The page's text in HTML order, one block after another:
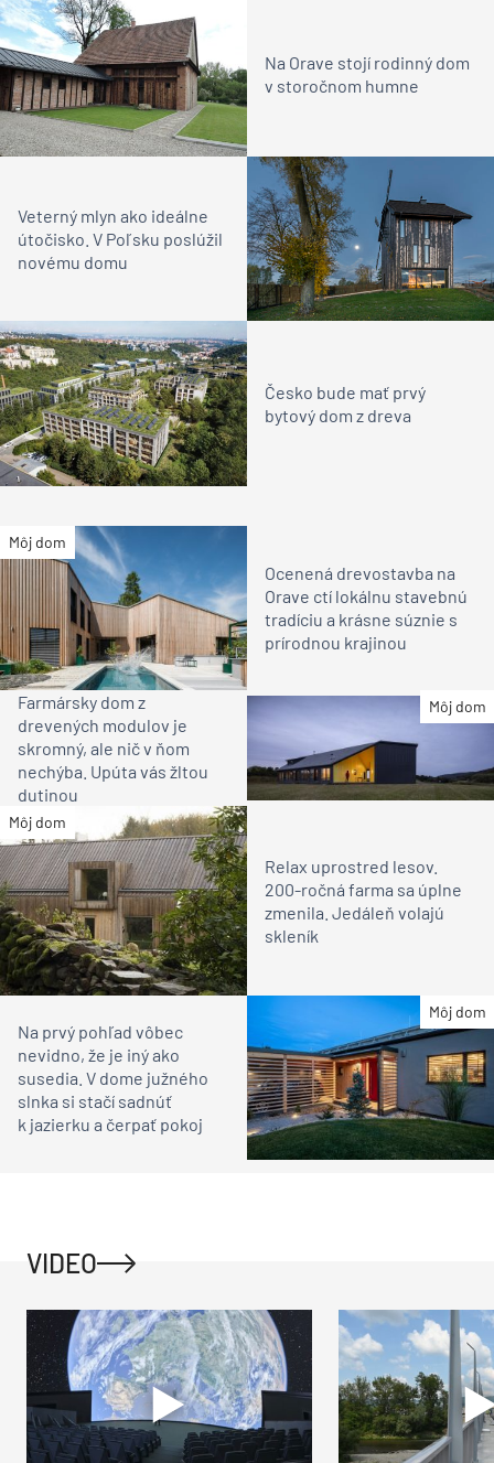
Na Orave stojí rodinný dom
v storočnom humne
Veterný mlyn ako ideálne
útočisko. V Poľsku poslúžil
novému domu
Česko bude mať prvý
bytový dom z dreva
Môj dom
Ocenená drevostavba na
Orave ctí lokálnu stavebnú
tradíciu a krásne súznie s
prírodnou krajinou
Môj dom
Farmársky dom z
drevených modulov je
skromný, ale nič v ňom
nechýba. Upúta vás žltou
dutinou
Môj dom
Relax uprostred lesov.
200-ročná farma sa úplne
zmenila. Jedáleň volajú
skleník
Môj dom
Na prvý pohľad vôbec
nevidno, že je iný ako
susedia. V dome južného
slnka si stačí sadnúť
k jazierku a čerpať pokoj
VIDEO